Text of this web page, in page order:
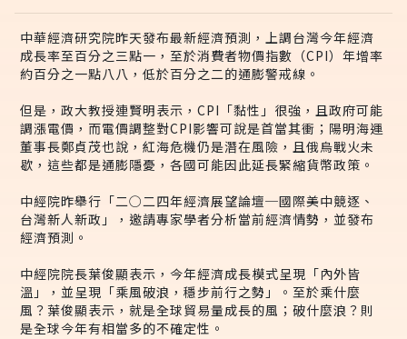
中華經濟研究院昨天發布最新經濟預測，上調台灣今年經濟
成長率至百分之三點一，至於消費者物價指數（CPI）年增率
約百分之一點八八，低於百分之二的通膨警戒線。
但是，政大教授連賢明表示，CPI「黏性」很強，且政府可能
調漲電價，而電價調整對CPI影響可說是首當其衝；陽明海運
董事長鄭貞茂也說，紅海危機仍是潛在風險，且俄烏戰火未
歇，這些都是通膨隱憂，各國可能因此延長緊縮貨幣政策。
中經院昨舉行「二○二四年經濟展望論壇─國際美中競逐、
台灣新人新政」，邀請專家學者分析當前經濟情勢，並發布
經濟預測。
中經院院長葉俊顯表示，今年經濟成長模式呈現「內外皆
溫」，並呈現「乘風破浪，穩步前行之勢」。至於乘什麼
風？葉俊顯表示，就是全球貿易量成長的風；破什麼浪？則
是全球今年有相當多的不確定性。